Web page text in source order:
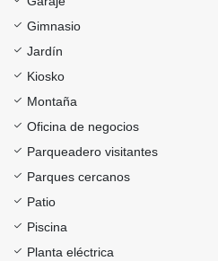
Gimnasio
Jardín
Kiosko
Montaña
Oficina de negocios
Parqueadero visitantes
Parques cercanos
Patio
Piscina
Planta eléctrica